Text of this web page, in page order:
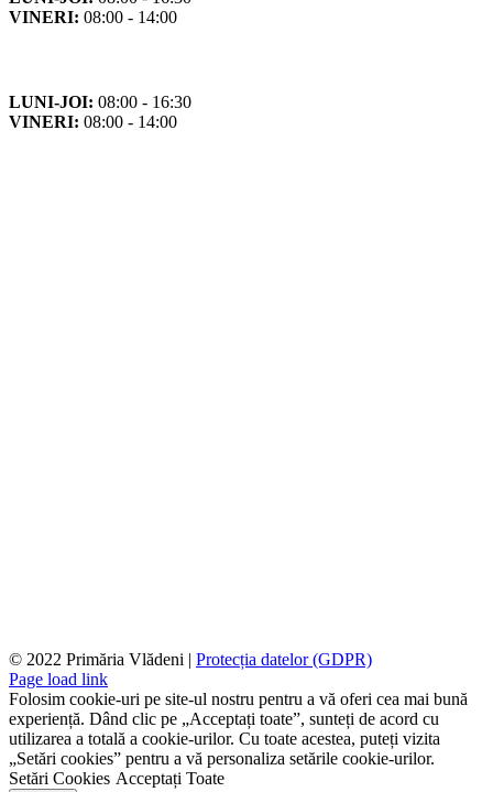
VINERI: 08:00 - 14:00
LUNI-JOI: 08:00 - 16:30
VINERI: 08:00 - 14:00
© 2022 Primăria Vlădeni | Protecția datelor (GDPR)
Page load link
Folosim cookie-uri pe site-ul nostru pentru a vă oferi cea mai bună
experiență. Dând clic pe „Acceptați toate”, sunteți de acord cu
utilizarea a totală a cookie-urilor. Cu toate acestea, puteți vizita
„Setări cookies” pentru a vă personaliza setările cookie-urilor.
Setări Cookies Acceptați Toate